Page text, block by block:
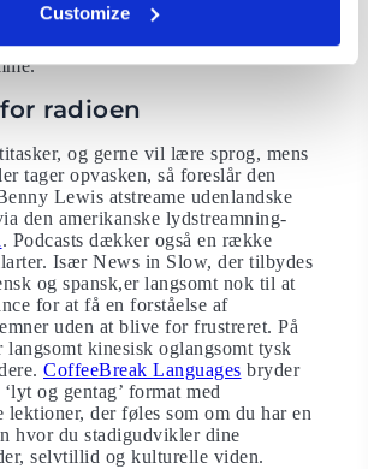
Customize
pådit valgte sprog. Disse
hjælpe dig med at lære nye
radioen
og gerne vil lære sprog, mens
tager opvasken, så foreslår den
Lewis atstreame udenlandske
den amerikanske lydstreamning-
. Podcasts dækker også en række
Især News in Slow, der tilbydes
og spansk,er langsomt nok til at
for at få en forståelse af
uden at blive for frustreret. På
langsomt kinesisk oglangsomt tysk
CoffeeBreak Languages bryder
og gentag’ format med
lektioner, der føles som om du har en
hvor du stadigudvikler dine
selvtillid og kulturelle viden.